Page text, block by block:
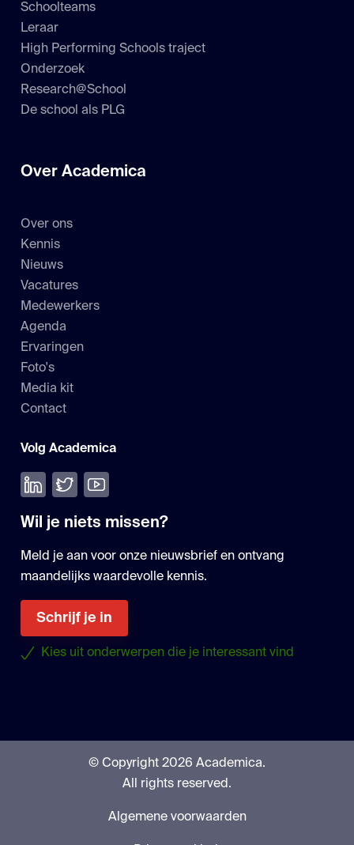
Schoolteams
Leraar
High Performing Schools traject
Onderzoek
Research@School
De school als PLG
Over Academica
Over ons
Kennis
Nieuws
Vacatures
Medewerkers
Agenda
Ervaringen
Foto's
Media kit
Contact
Volg Academica
Volg ons op LinkedIn
Volg ons op Twitter
Bekijk onze YouTube
Wil je niets missen?
Meld je aan voor onze nieuwsbrief en ontvang
maandelijks waardevolle kennis.
Schrijf je in
Kies uit onderwerpen die je interessant vind
© Copyright 2026 Academica.
All rights reserved.
Algemene voorwaarden